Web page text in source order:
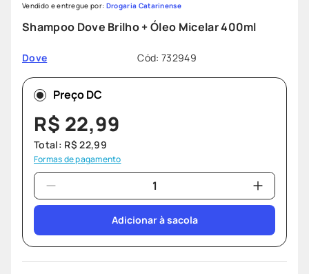
mounjaro
8º
ozivy
9º
lenço umedecido
protetor solar
Shampoo Dove Brilho + Óleo Micelar 400ml
Dove Cód: 732949
Vendido e entregue por: Drogaria Catarinense
Preço DC
R$ 22,99
Total: R$ 22,99
Formas de pagamento
Adicionar à sacola